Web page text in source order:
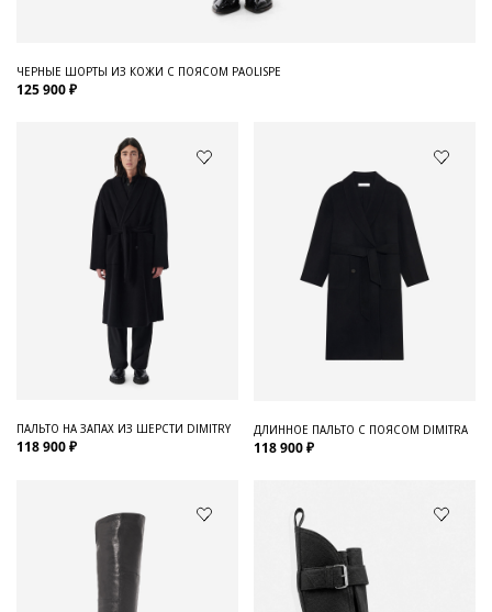
ЧЕРНЫЕ ШОРТЫ ИЗ КОЖИ С ПОЯСОМ PAOLISPE
125 900 ₽
ПАЛЬТО НА ЗАПАХ ИЗ ШЕРСТИ DIMITRY
118 900 ₽
ДЛИННОЕ ПАЛЬТО С ПОЯСОМ DIMITRA
118 900 ₽